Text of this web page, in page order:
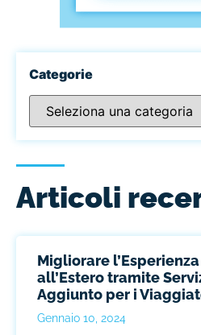
Categorie
Articoli
Migliorare
all’Estero tramite
Aggiunto per i
Gennaio 10, 2024